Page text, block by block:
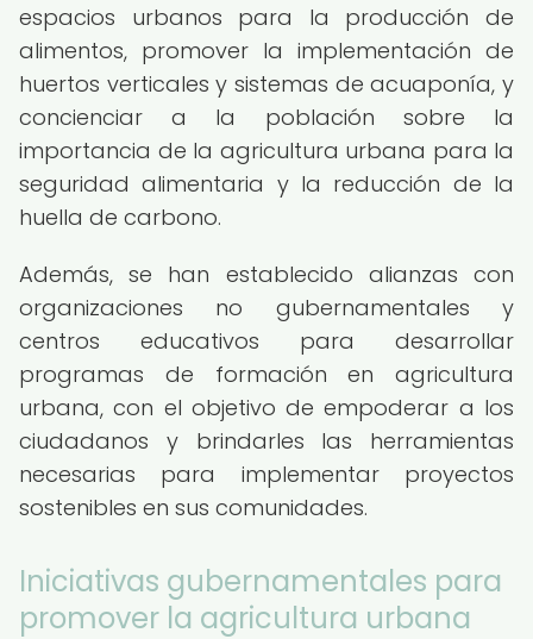
espacios urbanos para la producción de
alimentos, promover la implementación de
huertos verticales y sistemas de acuaponía, y
concienciar a la población sobre la
importancia de la agricultura urbana para la
seguridad alimentaria y la reducción de la
huella de carbono.
Además, se han establecido alianzas con
organizaciones no gubernamentales y
centros educativos para desarrollar
programas de formación en agricultura
urbana, con el objetivo de empoderar a los
ciudadanos y brindarles las herramientas
necesarias para implementar proyectos
sostenibles en sus comunidades.
Iniciativas gubernamentales para
promover la agricultura urbana